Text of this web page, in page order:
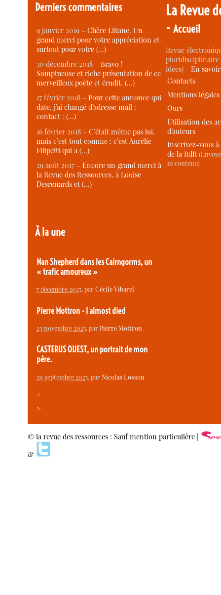
Derniers commentaires
9 janvier 2019 –Chère Liliane, Un
grand merci pour votre appréciation et
surtout pour votre (…)
30 décembre 2018 –Bravo !
Somptueuse et riche présentation de ce
merveilleux poète et érudit. (…)
17 février 2018 –Pour cette annonce qui
date, j’ai changé d’adresse mail :
contact : (…)
16 février 2018 –C’était même pas lui,
mais c’est tout comme : c’est Aurélie
Filipetti qui a (…)
29 août 2017 –Encore un grand merci à
la Revue des Ressources, à Louise
Desrenards et (…)
À la une
Nan Shepherd dans les Cairngorms, un
« trafic amoureux »
7 décembre 2025, parCécile Vibarel
Pierre Mottron - I almost died
23 novembre 2025, parPierre Mottron
CASTERUS OUEST, un portrait de mon
père.
29 septembre 2025, parNicolas Losson
<
>
La Revue
-Accueil
Revue
idées) -En
Contacts
Mentions légales
Ours
Utilisation des
d’auteurs
Inscrivez-vous
de la RdR
ni contenu)
© la revue des ressources : Sauf mention particulière |
&